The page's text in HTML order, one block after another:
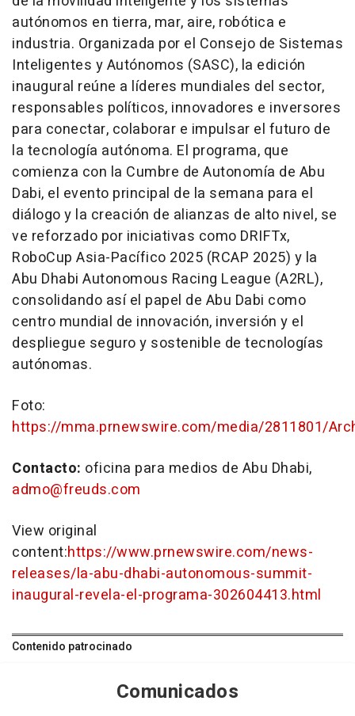
autónomos en tierra, mar, aire, robótica e
industria. Organizada por el Consejo de Sistemas
Inteligentes y Autónomos (SASC), la edición
inaugural reúne a líderes mundiales del sector,
responsables políticos, innovadores e inversores
para conectar, colaborar e impulsar el futuro de
la tecnología autónoma. El programa, que
comienza con la Cumbre de Autonomía de Abu
Dabi, el evento principal de la semana para el
diálogo y la creación de alianzas de alto nivel, se
ve reforzado por iniciativas como DRIFTx,
RoboCup Asia-Pacífico 2025 (RCAP 2025) y la
Abu Dhabi Autonomous Racing League (A2RL),
consolidando así el papel de Abu Dabi como
centro mundial de innovación, inversión y el
despliegue seguro y sostenible de tecnologías
autónomas.
Foto:
https://mma.prnewswire.com/media/2811801/
Contacto: oficina para medios de Abu Dhabi,
admo@freuds.com
View original
content:https://www.prnewswire.com/news-
releases/la-abu-dhabi-autonomous-summit-
inaugural-revela-el-programa-302604413.html
Contenido patrocinado
Comunicados